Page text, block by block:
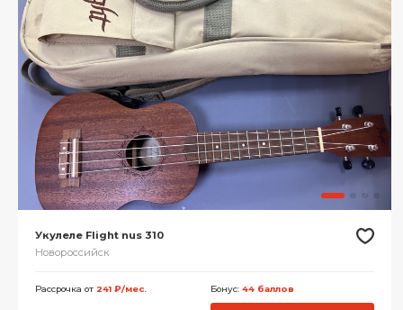
Укулеле Flight nus 310
Новороссийск
Рассрочка от 241 ₽/мес. Бонус: 44 баллов